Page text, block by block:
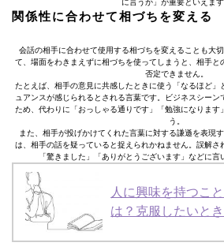
関係性に合わせて相づちを変える
会話の相手に合わせて使用する相づちを変えることも大
て、場面をわきまえずに相づちを使ってしまうと、相手と
否定できません。
たとえば、相手の意見に共感したときに使う「なるほど」
ュアンスが感じられるとされる言葉です。ビジネスシー
ため、代わりに「おっしゃる通りです」「勉強になります
う。
また、相手が投げかけてくれた言葉に対する謙遜を表現
は、相手の話を疑っていると捉えられかねません。誤解さ
「驚きました」「ありがとうございます」などに言
人に興味を持つこ
は？克服したいと